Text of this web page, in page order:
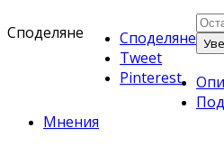
Споделяне
Споделяне
Tweet
Pinterest
Мнения